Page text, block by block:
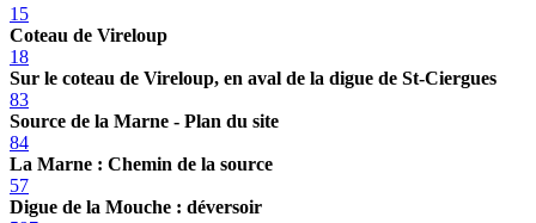
15
Coteau de Vireloup
18
Sur le coteau de Vireloup, en aval de la digue de St-Ciergues
83
Source de la Marne - Plan du site
84
La Marne : Chemin de la source
57
Digue de la Mouche : déversoir